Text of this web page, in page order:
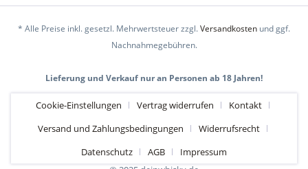
* Alle Preise inkl. gesetzl. Mehrwertsteuer zzgl.Versandkosten und ggf.
Nachnahmegebühren.
Lieferung und Verkauf nur an Personen ab 18 Jahren!
Cookie-Einstellungen Vertrag widerrufen
Kontakt
Versand und Zahlungsbedingungen
Widerrufsrecht
Datenschutz
AGB
Impressum